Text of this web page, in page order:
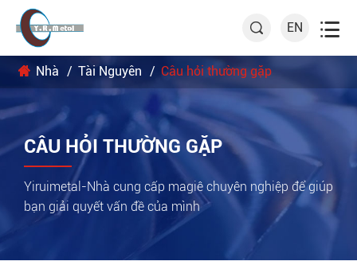
 EN 
Nhà Tài Nguyên Câu hỏi thường gặp
CÂU HỎI THƯỜNG GẶP
Yiruimetal-Nhà cung cấp magiê chuyên nghiệp để giúp
bạn giải quyết vấn đề của mình